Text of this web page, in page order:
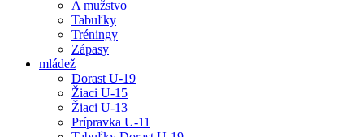
A mužstvo
Tabuľky
Tréningy
Zápasy
mládež
Dorast U-19
Žiaci U-15
Žiaci U-13
Prípravka U-11